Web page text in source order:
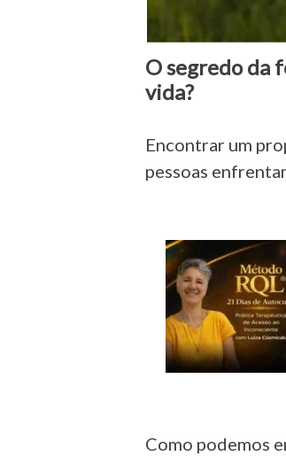
O segredo da
vida?
Encontrar um
pessoas
Como podemos